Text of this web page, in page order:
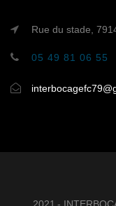
Rue du stade,
05 49 81 06 55